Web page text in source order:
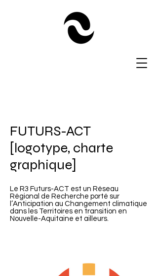
FUTURS-ACT
[logotype, charte
graphique]
Le R3 Futurs-ACT est un Réseau
Régional de Recherche porté sur
l’Anticipation au Changement climatique
dans les Territoires en transition en
Nouvelle-Aquitaine et ailleurs.